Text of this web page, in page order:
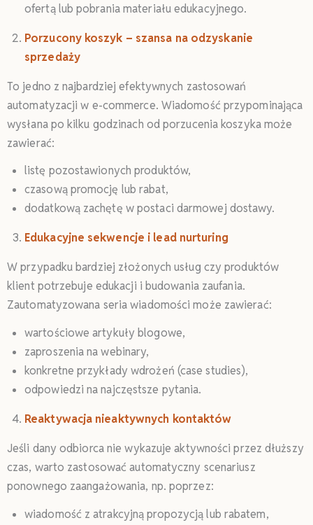
ofertą lub pobrania materiału edukacyjnego.
Porzucony koszyk – szansa na odzyskanie
sprzedaży
To jedno z najbardziej efektywnych zastosowań
automatyzacji w e-commerce. Wiadomość przypominająca
wysłana po kilku godzinach od porzucenia koszyka może
zawierać:
listę pozostawionych produktów,
czasową promocję lub rabat,
dodatkową zachętę w postaci darmowej dostawy.
Edukacyjne sekwencje i lead nurturing
W przypadku bardziej złożonych usług czy produktów
klient potrzebuje edukacji i budowania zaufania.
Zautomatyzowana seria wiadomości może zawierać:
wartościowe artykuły blogowe,
zaproszenia na webinary,
konkretne przykłady wdrożeń (case studies),
odpowiedzi na najczęstsze pytania.
Reaktywacja nieaktywnych kontaktów
Jeśli dany odbiorca nie wykazuje aktywności przez dłuższy
czas, warto zastosować automatyczny scenariusz
ponownego zaangażowania, np. poprzez:
wiadomość z atrakcyjną propozycją lub rabatem,